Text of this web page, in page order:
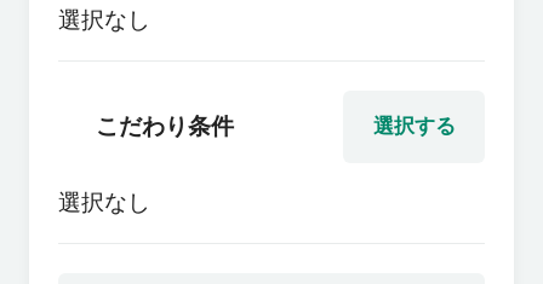
選択なし
選択する
こだわり条件
選択なし